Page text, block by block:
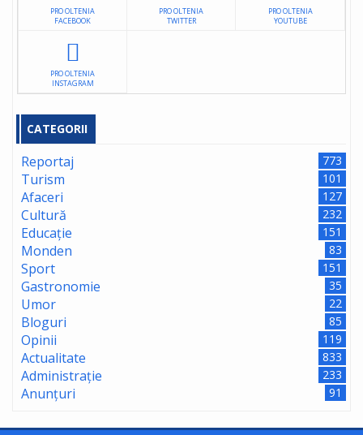
PRO OLTENIA
FACEBOOK
PRO OLTENIA
TWITTER
PRO OLTENIA
YOUTUBE
PRO OLTENIA
INSTAGRAM
CATEGORII
Reportaj 773
Turism 101
Afaceri 127
Cultură 232
Educație 151
Monden 83
Sport 151
Gastronomie 35
Umor 22
Bloguri 85
Opinii 119
Actualitate 833
Administrație 233
Anunțuri 91